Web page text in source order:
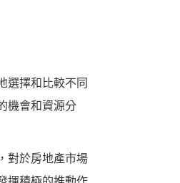
選擇和比較不同
機會和資源分
對於房地產市場